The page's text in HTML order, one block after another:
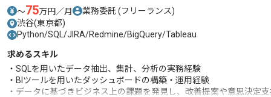
〜75万円／月 業務委託 (フリーランス)
渋谷(東京都)
Python/SQL/JIRA/Redmine/BigQuery/Tableau
求めるスキル
・SQLを用いたデータ抽出、集計、分析の実務経験
・BIツールを用いたダッシュボードの構築・運用経験
・データに基づきビジネス上の課題を発見し、改善提案や意思決定